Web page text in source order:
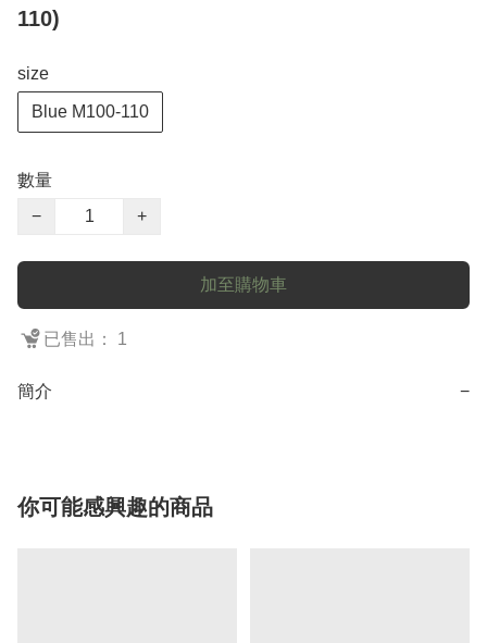
110)
size
Blue M100-110
數量
−
+
加至購物車
已售出： 1
簡介 −
你可能感興趣的商品